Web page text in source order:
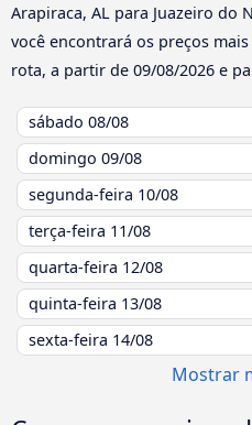
Arapiraca, AL para Juazeiro do
você encontrará os preços
rota, a partir de 09/08/2026 e
sábado 08/08
domingo 09/08
segunda-feira 10/08
terça-feira 11/08
quarta-feira 12/08
quinta-feira 13/08
sexta-feira 14/08
Mostrar